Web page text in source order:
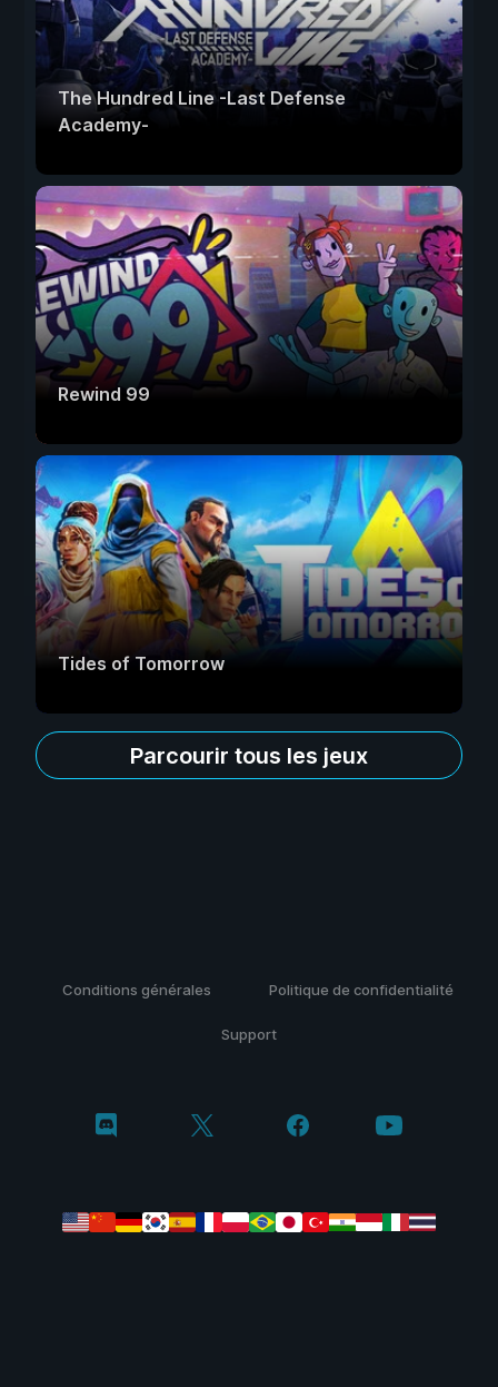
The Hundred Line -Last Defense
Academy-
Rewind 99
Tides of Tomorrow
Parcourir tous les jeux
Conditions générales Politique de confidentialité
Support